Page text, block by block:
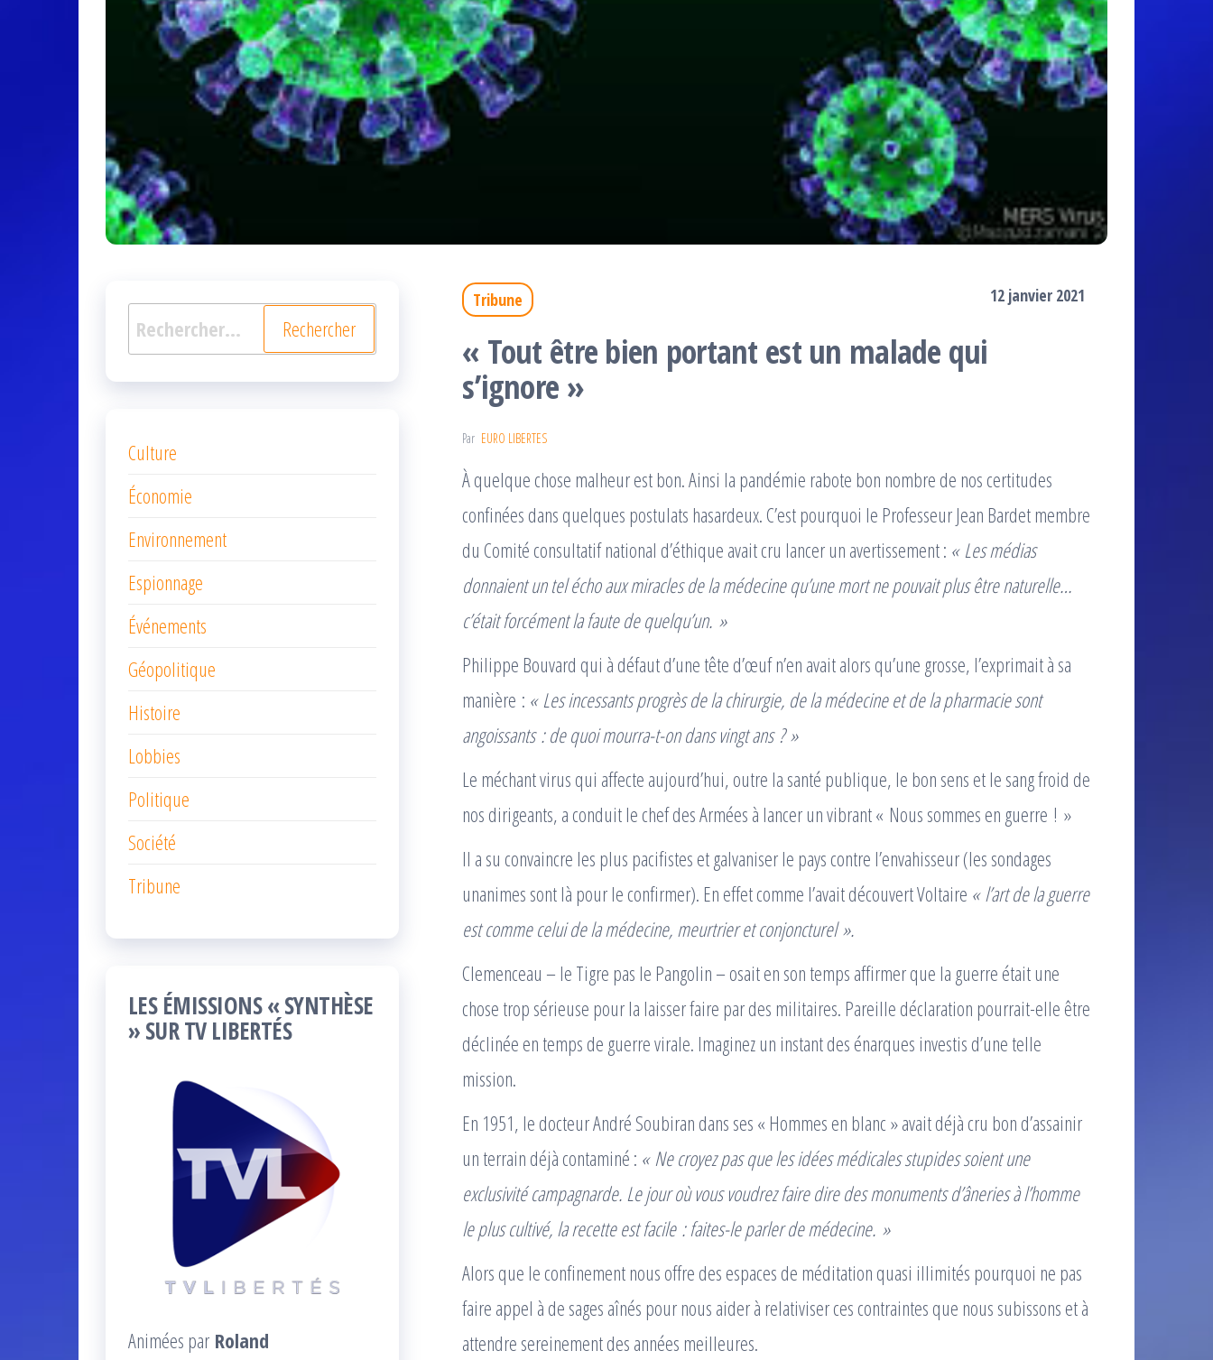
Tribune 12 janvier 2021
« Tout être bien portant est un malade qui
s’ignore »
Par EURO LIBERTES
À quelque chose malheur est bon. Ainsi la pandémie rabote bon nombre de nos certitudes
confinées dans quelques postulats hasardeux. C’est pourquoi le Professeur Jean Bardet membre
du Comité consultatif national d’éthique avait cru lancer un avertissement : « Les médias
donnaient un tel écho aux miracles de la médecine qu’une mort ne pouvait plus être naturelle…
c’était forcément la faute de quelqu’un. »
Philippe Bouvard qui à défaut d’une tête d’œuf n’en avait alors qu’une grosse, l’exprimait à sa
manière : « Les incessants progrès de la chirurgie, de la médecine et de la pharmacie sont
angoissants : de quoi mourra-t-on dans vingt ans ? »
Le méchant virus qui affecte aujourd’hui, outre la santé publique, le bon sens et le sang froid de
nos dirigeants, a conduit le chef des Armées à lancer un vibrant « Nous sommes en guerre ! »
Il a su convaincre les plus pacifistes et galvaniser le pays contre l’envahisseur (les sondages
unanimes sont là pour le confirmer). En effet comme l’avait découvert Voltaire « l’art de la guerre
est comme celui de la médecine, meurtrier et conjoncturel ».
Clemenceau – le Tigre pas le Pangolin – osait en son temps affirmer que la guerre était une
chose trop sérieuse pour la laisser faire par des militaires. Pareille déclaration pourrait-elle être
déclinée en temps de guerre virale. Imaginez un instant des énarques investis d’une telle
mission.
En 1951, le docteur André Soubiran dans ses « Hommes en blanc » avait déjà cru bon d’assainir
un terrain déjà contaminé : « Ne croyez pas que les idées médicales stupides soient une
exclusivité campagnarde. Le jour où vous voudrez faire dire des monuments d’âneries à l’homme
le plus cultivé, la recette est facile : faites-le parler de médecine. »
Alors que le confinement nous offre des espaces de méditation quasi illimités pourquoi ne pas
faire appel à de sages aînés pour nous aider à relativiser ces contraintes que nous subissons et à
attendre sereinement des années meilleures.
Rechercher :
Culture
Économie
Environnement
Espionnage
Événements
Géopolitique
Histoire
Lobbies
Politique
Société
Tribune
LES ÉMISSIONS « SYNTHÈSE
» SUR TV LIBERTÉS
Animées par Roland